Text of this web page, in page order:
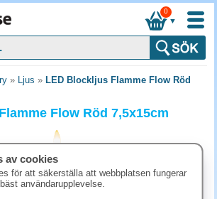
▼
0
» Ljus » LED Blockljus Flamme Flow Röd
Flow Röd 7,5x15cm
av cookies
för att säkerställa att webbplatsen fungerar
användarupplevelse.